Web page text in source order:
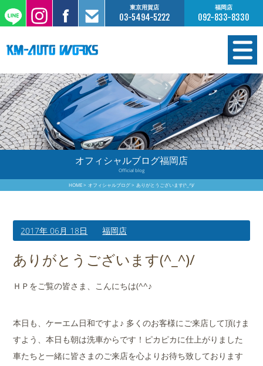
東京用賀店
03-5494-5222
福岡店
092-833-8330
在庫情報
オーダー販売
工場サービス
保証について
買取査定のご案内
店舗案内
会社概要
オフィシャルブログ福岡店
Official blog
HOME オフィシャルブログ ありがとうございます(^_^)/
2017年 06月 18日 福岡店
ありがとうございます(^_^)/
ＨＰをご覧の皆さま、こんにちは(^^♪
本日も、ケーエム日和ですよ♪ 多くのお客様にご来店して頂けま
すよう、本日も朝は洗車からです！ピカピカに仕上がりました
車たちと一緒に皆さまのご来店を心よりお待ち致しております